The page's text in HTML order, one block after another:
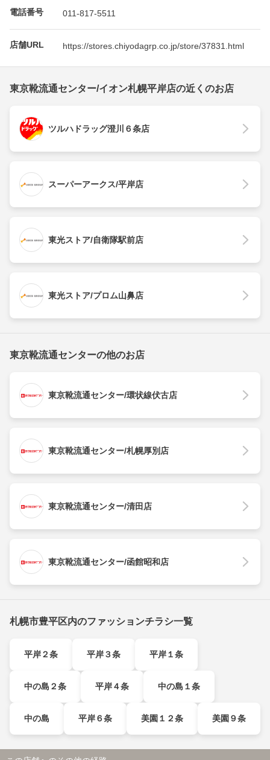
電話番号 011-817-5511
店舗URL https://stores.chiyodagrp.co.jp/store/37831.html
東京靴流通センター/イオン札幌平岸店の近くのお店
ツルハドラッグ澄川６条店
スーパーアークス/平岸店
東光ストア/自衛隊駅前店
東光ストア/プロム山鼻店
東京靴流通センターの他のお店
東京靴流通センター/環状線伏古店
東京靴流通センター/札幌厚別店
東京靴流通センター/清田店
東京靴流通センター/函館昭和店
札幌市豊平区内のファッションチラシ一覧
平岸２条 平岸３条 平岸１条
中の島２条 平岸４条 中の島１条
中の島 平岸６条 美園１２条 美園９条